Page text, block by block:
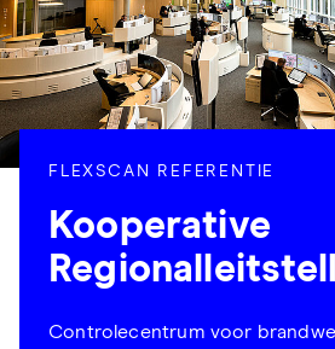
FLEXSCAN REFERENTIE
Kooperative
Controlecentrum voor